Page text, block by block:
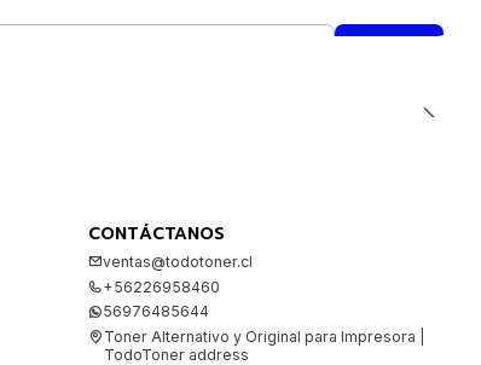
CONTÁCTANOS
ventas@todotoner.cl
+56226958460
56976485644
Toner Alternativo y Original para Impresora |
TodoToner address